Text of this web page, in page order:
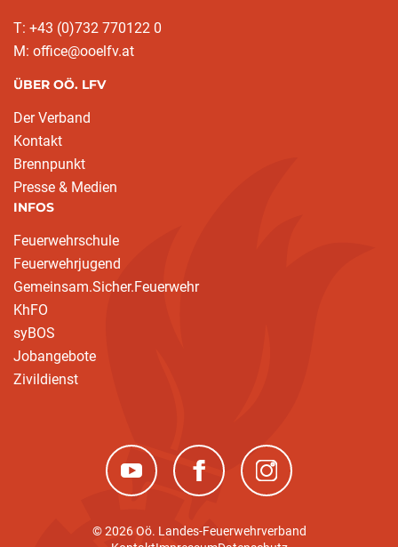
T: +43 (0)732 770122 0
M: office@ooelfv.at
ÜBER OÖ. LFV
Der Verband
Kontakt
Brennpunkt
Presse & Medien
INFOS
Feuerwehrschule
Feuerwehrjugend
Gemeinsam.Sicher.Feuerwehr
KhFO
syBOS
Jobangebote
Zivildienst
(neues Fenster)(neues Fenster)(neues Fenster)
© 2026 Oö. Landes-Feuerwehrverband